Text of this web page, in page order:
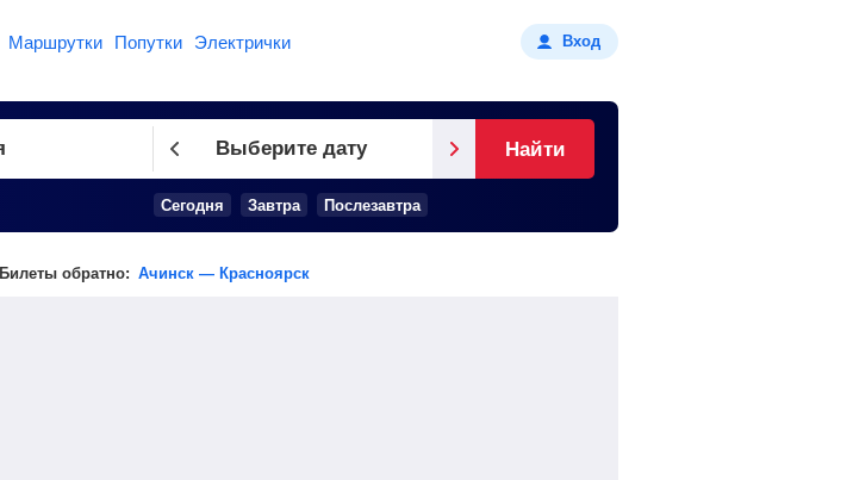
Маршрутки Попутки Электрички Вход
Выберите дату
Сегодня Завтра Послезавтра
Найти
Билеты обратно: Ачинск — Красноярск